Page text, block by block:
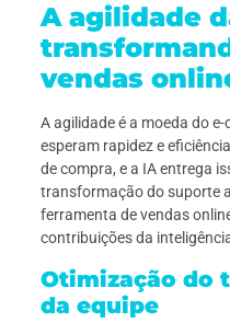
A agilidade
vendas
A agilidade é a moeda do
esperam rapidez e
de compra, e a IA entrega
transformação do suporte
ferramenta de vendas
contribuições da
Otimização do
da equipe